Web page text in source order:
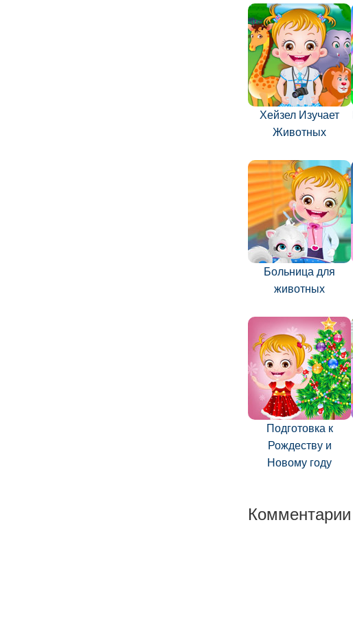
Хейзел Изучает
Животных
Больница для
животных
Подготовка к
Рождеству и
Новому году
Комментарии